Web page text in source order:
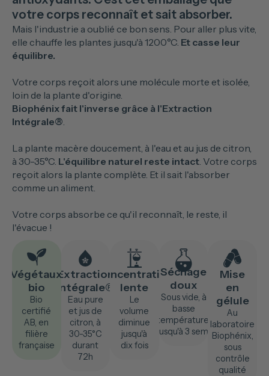
votre corps reconnaît et sait absorber.
Mais l'industrie a oublié ce bon sens. Pour aller plus vite,
elle chauffe les plantes jusqu'à 1200°C. Et casse leur
équilibre.
Votre corps reçoit alors une molécule morte et isolée,
loin de la plante d'origine.
Biophénix fait l'inverse grâce à l'Extraction
Intégrale®
La plante macère doucement, à l'eau et au jus de citron,
à 30-35°C. L'équilibre naturel reste intact . Votre corps
reçoit alors la plante complète. Et il sait l'absorber
comme un aliment.
Votre corps absorbe ce qu'il reconnaît, le reste, il
l'évacue !
Végétaux
bio
Bio
certifié
AB, en
filière
française
Extraction
Intégrale®
Eau pure
et jus de
citron, à
30-35°C
durant
72h
Concentration
lente
Le
volume
diminue
jusqu'à
dix fois
Séchage
doux
Sous vide, à
basse
température,
jusqu'à 3 sem.
Mise
en
gélule
Au
laboratoire
Biophénix,
sous
contrôle
qualité